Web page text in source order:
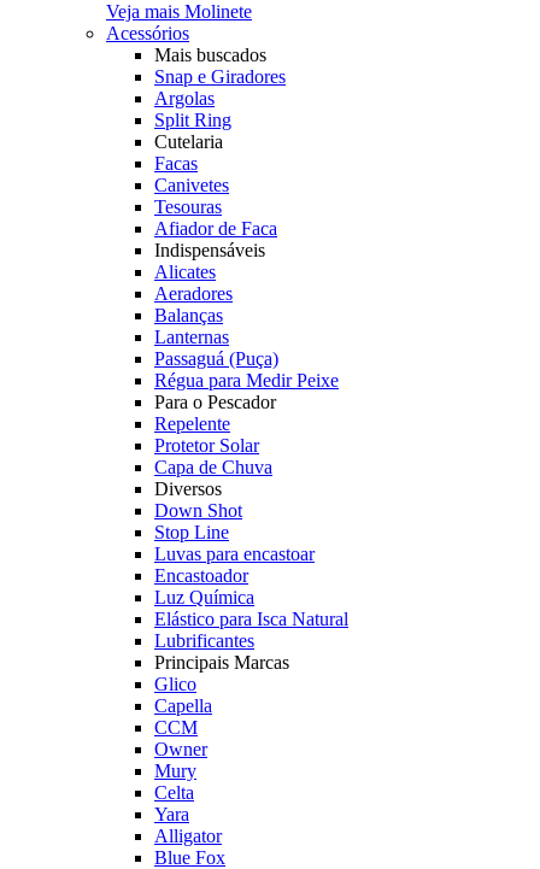
Veja mais Molinete
Acessórios
Mais buscados
Snap e Giradores
Argolas
Split Ring
Cutelaria
Facas
Canivetes
Tesouras
Afiador de Faca
Indispensáveis
Alicates
Aeradores
Balanças
Lanternas
Passaguá (Puça)
Régua para Medir Peixe
Para o Pescador
Repelente
Protetor Solar
Capa de Chuva
Diversos
Down Shot
Stop Line
Luvas para encastoar
Encastoador
Luz Química
Elástico para Isca Natural
Lubrificantes
Principais Marcas
Glico
Capella
CCM
Owner
Mury
Celta
Yara
Alligator
Blue Fox